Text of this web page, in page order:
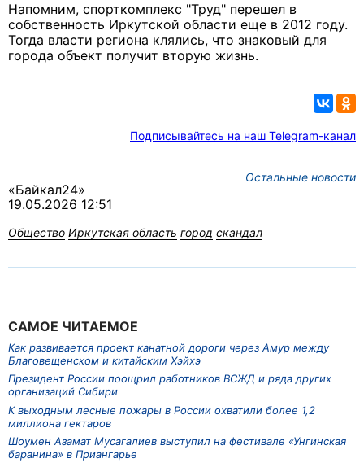
Напомним, спорткомплекс "Труд" перешел в
собственность Иркутской области еще в 2012 году.
Тогда власти региона клялись, что знаковый для
города объект получит вторую жизнь.
Подписывайтесь на наш Telegram-канал
Остальные новости
«Байкал24»
19.05.2026 12:51
Общество Иркутская область город скандал
САМОЕ ЧИТАЕМОЕ
Как развивается проект канатной дороги через Амур между
Благовещенском и китайским Хэйхэ
Президент России поощрил работников ВСЖД и ряда других
организаций Сибири
К выходным лесные пожары в России охватили более 1,2
миллиона гектаров
Шоумен Азамат Мусагалиев выступил на фестивале «Унгинская
баранина» в Приангарье